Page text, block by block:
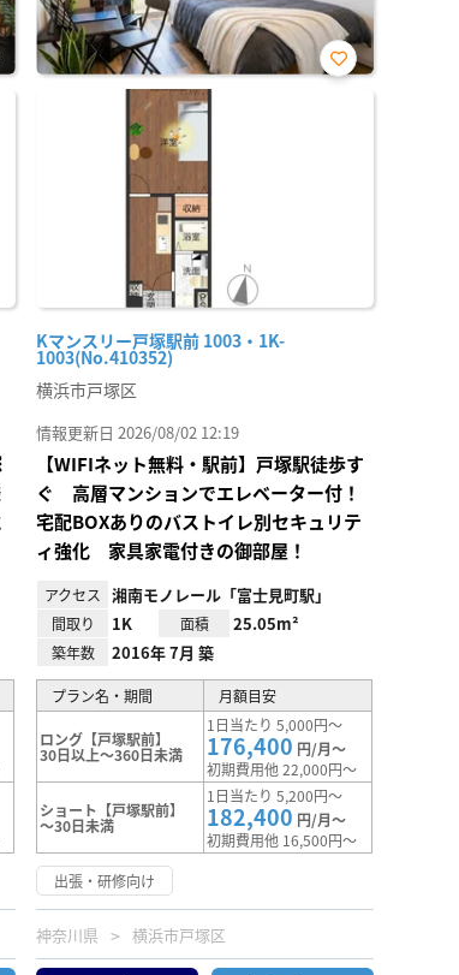
Kマンスリー戸塚駅前 1003・1K-
1003(No.410352)
お気
横浜市戸塚区
情報更新日 2026/08/02 12:19
【WIFIネット無料・駅前】戸塚駅徒歩す
ぐ 高層マンションでエレベーター付！
宅配BOXありのバストイレ別セキュリテ
ィ強化 家具家電付きの御部屋！
アクセス 湘南モノレール「富士見町駅」
間取り 1K 面積 25.05m²
築年数 2016年 7月 築
プラン名・期間 月額目安
ロング【戸塚駅前】
30日以上～360日未満
1日当たり 5,000円～
176,400 円/月～
初期費用他 22,000円～
ショート【戸塚駅前】
～30日未満
1日当たり 5,200円～
182,400 円/月～
初期費用他 16,500円～
出張・研修向け
神奈川県 横浜市戸塚区